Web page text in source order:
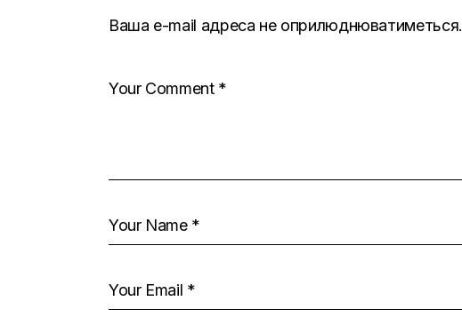
Ваша e-mail адреса не оприлюднюватиметься.